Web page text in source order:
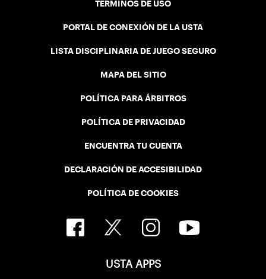
TÉRMINOS DE USO
PORTAL DE CONEXIÓN DE LA USTA
LISTA DISCIPLINARIA DE JUEGO SEGURO
MAPA DEL SITIO
POLÍTICA PARA ÁRBITROS
POLÍTICA DE PRIVACIDAD
ENCUENTRA TU CUENTA
DECLARACIÓN DE ACCESIBILIDAD
POLÍTICA DE COOKIES
USTA APPS